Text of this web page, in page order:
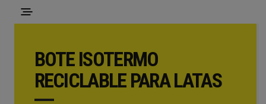
BOTE ISOTERMO
RECICLABLE PARA LATAS